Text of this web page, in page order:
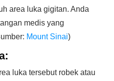
area luka gigitan. Anda
medis yang
Mount Sinai)
luka tersebut robek atau